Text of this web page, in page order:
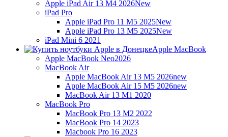
Apple iPad Air 13 M4 2026New
iPad Pro
Apple iPad Pro 11 M5 2025New
Apple iPad Pro 13 M5 2025New
iPad Mini 6 2021
Apple MacBook
Apple MacBook Neo2026
MacBook Air
Apple MacBook Air 13 M5 2026new
Apple MacBook Air 15 M5 2026new
MacBook Air 13 M1 2020
MacBook Pro
MacBook Pro 13 M2 2022
MacBook Pro 14 2023
Macbook Pro 16 2023